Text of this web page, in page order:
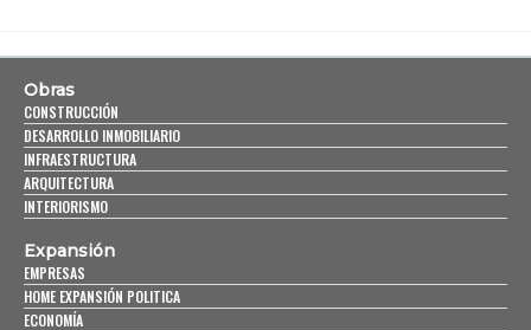
Obras
CONSTRUCCIÓN
DESARROLLO INMOBILIARIO
INFRAESTRUCTURA
ARQUITECTURA
INTERIORISMO
Expansión
EMPRESAS
HOME EXPANSIÓN POLITICA
ECONOMÍA